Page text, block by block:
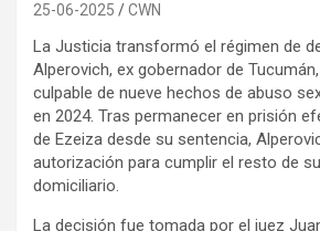
25-06-2025 CWN
La Justicia transformó el régimen de
Alperovich, ex gobernador de
culpable de nueve hechos de abuso
en 2024. Tras permanecer en prisión
de Ezeiza desde su sentencia,
autorización para cumplir el resto de
domiciliario.
La decisión fue tomada por el juez